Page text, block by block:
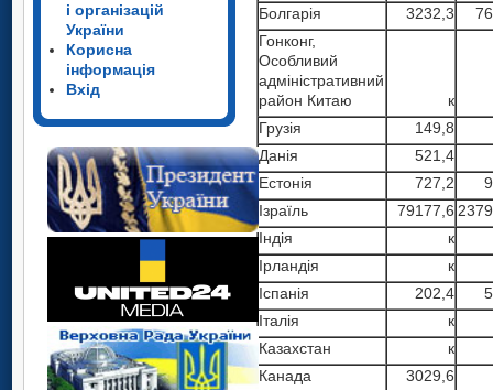
і організацій
України
Корисна
інформація
Вхід
Болгарія
3232,3
Гонконг,
Особливий
адміністративний
район Китаю
к
Грузія
149,8
Данія
521,4
Естонія
727,2
Ізраїль
79177,6
Індія
к
Ірландія
к
Іспанія
202,4
Італія
к
Казахстан
к
Канада
3029,6